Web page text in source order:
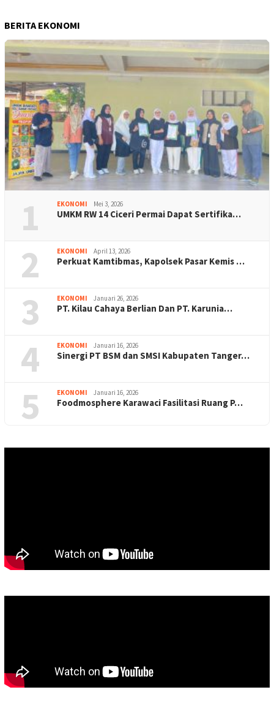
BERITA EKONOMI
1 EKONOMI Mei 3, 2026
UMKM RW 14 Ciceri Permai Dapat Sertifika…
2 EKONOMI April 13, 2026
Perkuat Kamtibmas, Kapolsek Pasar Kemis …
3 EKONOMI Januari 26, 2026
PT. Kilau Cahaya Berlian Dan PT. Karunia…
4 EKONOMI Januari 16, 2026
Sinergi PT BSM dan SMSI Kabupaten Tanger…
5 EKONOMI Januari 16, 2026
Foodmosphere Karawaci Fasilitasi Ruang P…